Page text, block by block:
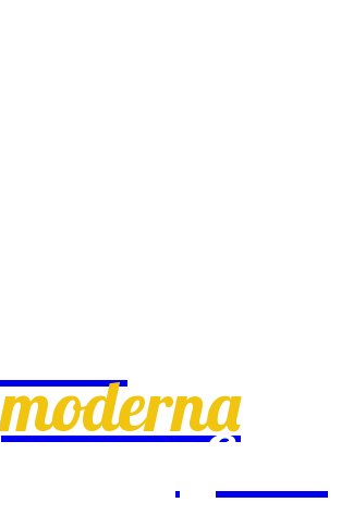
moderna
eficaz